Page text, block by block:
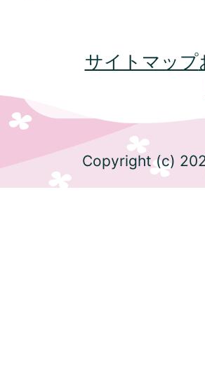
サイトマップ
Copyright (c)